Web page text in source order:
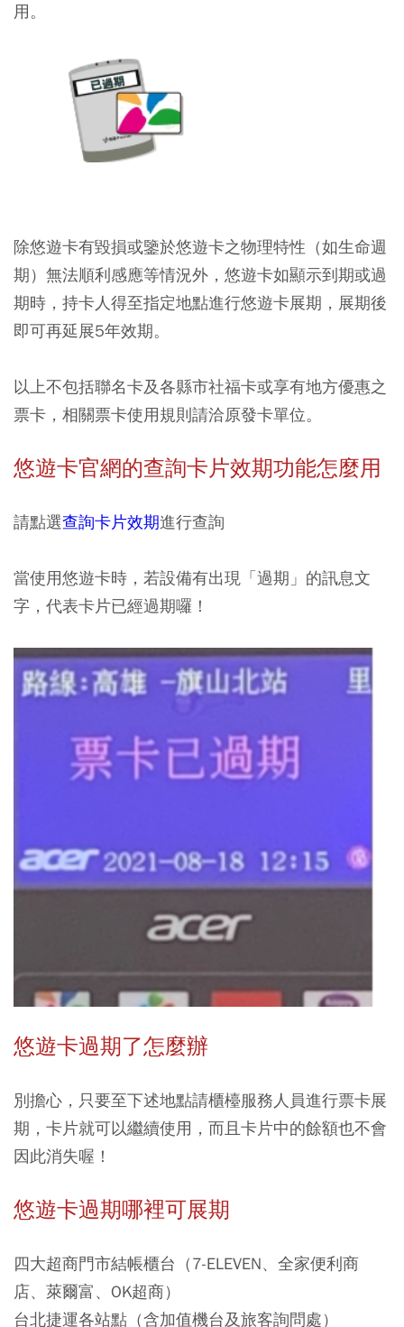
用。
除悠遊卡有毀損或鑒於悠遊卡之物理特性（如生命週
期）無法順利感應等情況外，悠遊卡如顯示到期或過
期時，持卡人得至指定地點進行悠遊卡展期，展期後
即可再延展5年效期。
以上不包括聯名卡及各縣市社福卡或享有地方優惠之
票卡，相關票卡使用規則請洽原發卡單位。
悠遊卡官網的查詢卡片效期功能怎麼用
請點選查詢卡片效期進行查詢
當使用悠遊卡時，若設備有出現「過期」的訊息文
字，代表卡片已經過期囉！
悠遊卡過期了怎麼辦
別擔心，只要至下述地點請櫃檯服務人員進行票卡展
期，卡片就可以繼續使用，而且卡片中的餘額也不會
因此消失喔！
悠遊卡過期哪裡可展期
四大超商門市結帳櫃台（7-ELEVEN、全家便利商
店、萊爾富、OK超商）
台北捷運各站點（含加值機台及旅客詢問處）